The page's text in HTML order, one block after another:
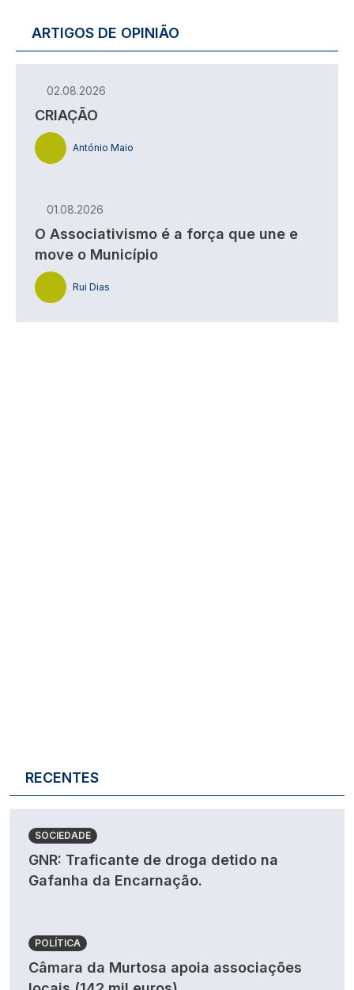
ARTIGOS DE OPINIÃO
02.08.2026
CRIAÇÃO
António Maio
01.08.2026
O Associativismo é a força que une e
move o Município
Rui Dias
RECENTES
SOCIEDADE
GNR: Traficante de droga detido na
Gafanha da Encarnação.
POLÍTICA
Câmara da Murtosa apoia associações